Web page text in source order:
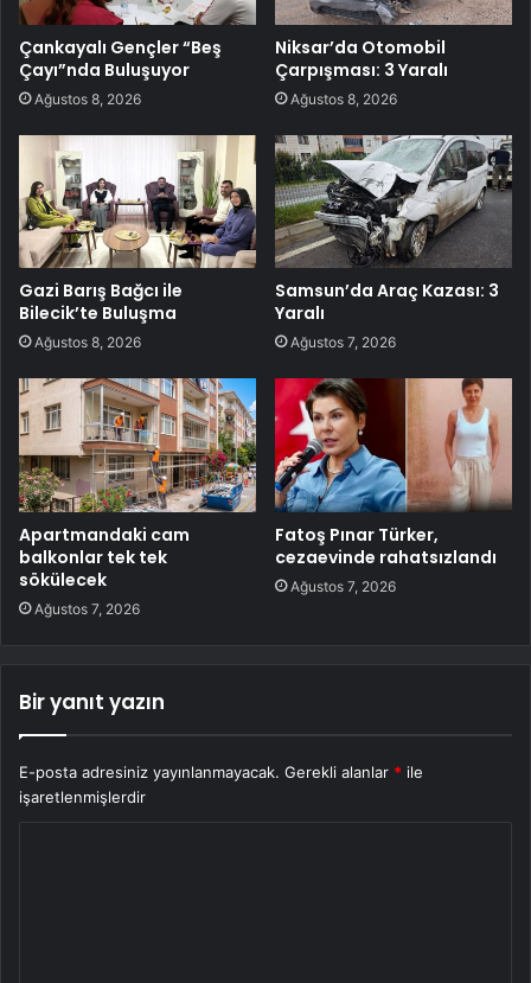
Çankayalı Gençler “Beş
Çayı”nda Buluşuyor
Ağustos 8, 2026
Niksar’da Otomobil
Çarpışması: 3 Yaralı
Ağustos 8, 2026
Gazi Barış Bağcı ile
Bilecik’te Buluşma
Ağustos 8, 2026
Samsun’da Araç Kazası: 3
Yaralı
Ağustos 7, 2026
Apartmandaki cam
balkonlar tek tek
sökülecek
Ağustos 7, 2026
Fatoş Pınar Türker,
cezaevinde rahatsızlandı
Ağustos 7, 2026
Bir yanıt yazın
E-posta adresiniz yayınlanmayacak. Gerekli alanlar * ile
işaretlenmişlerdir